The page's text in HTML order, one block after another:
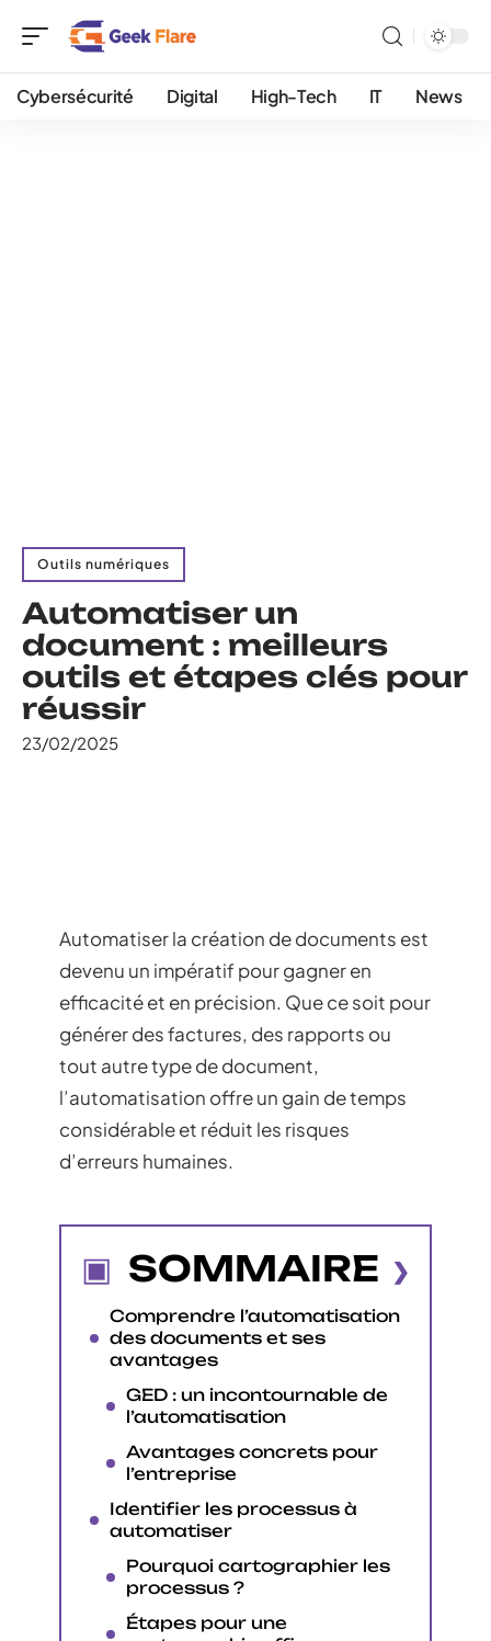
Cybersécurité Digital High-Tech IT News
Outils numériques
Automatiser un
document : meilleurs
outils et étapes clés pour
réussir
23/02/2025
Automatiser la création de documents est
devenu un impératif pour gagner en
efficacité et en précision. Que ce soit pour
générer des factures, des rapports ou
tout autre type de document,
l’automatisation offre un gain de temps
considérable et réduit les risques
d’erreurs humaines.
SOMMAIRE
Comprendre l’automatisation
des documents et ses
avantages
GED : un incontournable de
l’automatisation
Avantages concrets pour
l’entreprise
Identifier les processus à
automatiser
Pourquoi cartographier les
processus ?
Étapes pour une